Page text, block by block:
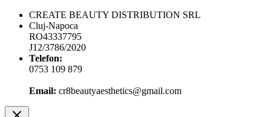
CREATE BEAUTY DISTRIBUTION SRL
Cluj-Napoca
RO43337795
J12/3786/2020
Telefon:
0753 109 879
Email: cr8beautyaesthetics@gmail.com